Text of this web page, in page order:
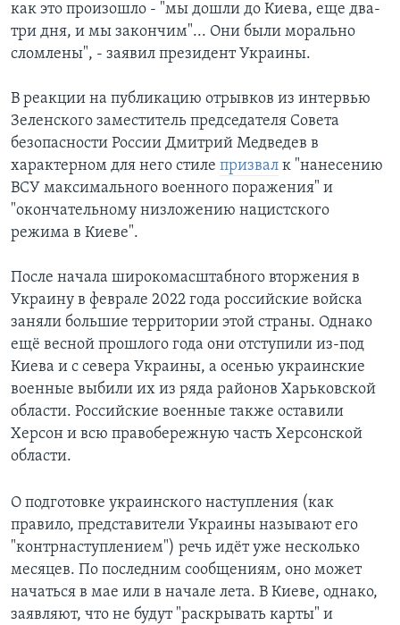
как это произошло - "мы дошли до Киева, еще два-
три дня, и мы закончим"... Они были морально
сломлены", - заявил президент Украины.
В реакции на публикацию отрывков из интервью
Зеленского заместитель председателя Совета
безопасности России Дмитрий Медведев в
характерном для него стиле призвал к "нанесению
ВСУ максимального военного поражения" и
"окончательному низложению нацистского
режима в Киеве".
После начала широкомасштабного вторжения в
Украину в феврале 2022 года российские войска
заняли большие территории этой страны. Однако
ещё весной прошлого года они отступили из-под
Киева и с севера Украины, а осенью украинские
военные выбили их из ряда районов Харьковской
области. Российские военные также оставили
Херсон и всю правобережную часть Херсонской
области.
О подготовке украинского наступления (как
правило, представители Украины называют его
"контрнаступлением") речь идёт уже несколько
месяцев. По последним сообщениям, оно может
начаться в мае или в начале лета. В Киеве, однако,
заявляют, что не будут "раскрывать карты" и